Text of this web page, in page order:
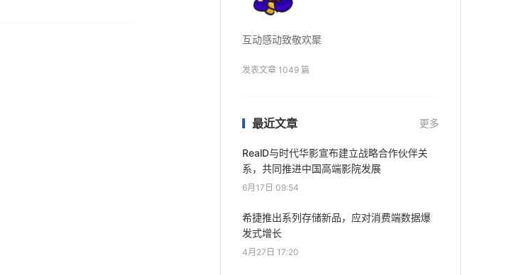
互动感动致敬欢聚
发表文章 1049 篇
最近文章 更多
RealD与时代华影宣布建立战略合作伙伴关
系，共同推进中国高端影院发展
6月17日 09:54
希捷推出系列存储新品，应对消费端数据爆
发式增长
4月27日 17:20